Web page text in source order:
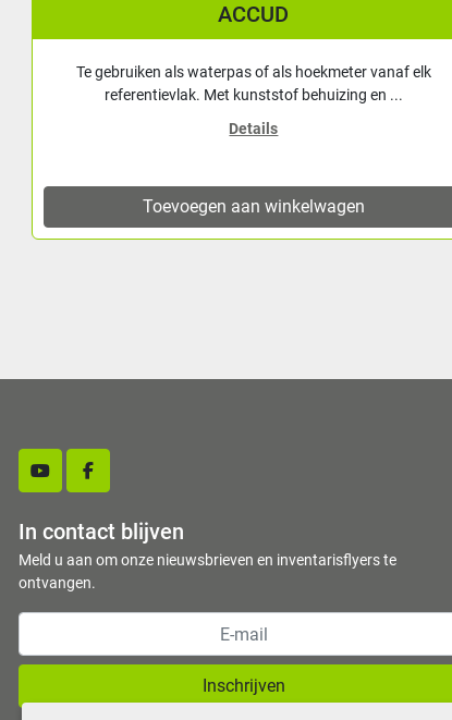
ACCUD
De elektrische kantentaster van Accud, model 692-010-03
(N), biedt een efficiënte oplossing voor ...
Details
Toevoegen aan winkelwagen
youtubefacebook
In contact blijven
Meld u aan om onze nieuwsbrieven en inventarisflyers te
ontvangen.
Inschrijven